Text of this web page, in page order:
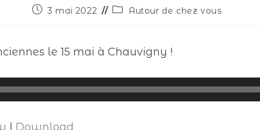
3 mai 2022 Autour de chez vous
le 15 mai à Chauvigny !
Download